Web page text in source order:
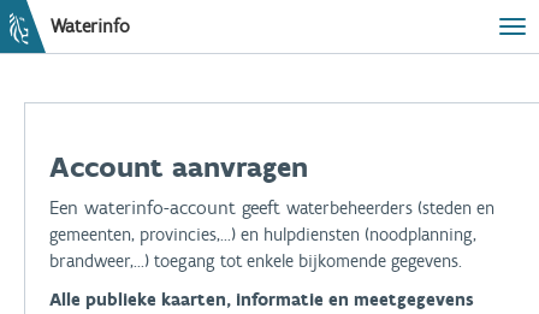
Waterinfo
Account aanvragen
Een waterinfo-account geeft waterbeheerders (steden en
gemeenten, provincies,...) en hulpdiensten (noodplanning,
brandweer,...) toegang tot enkele bijkomende gegevens.
Alle publieke kaarten, informatie en meetgegevens